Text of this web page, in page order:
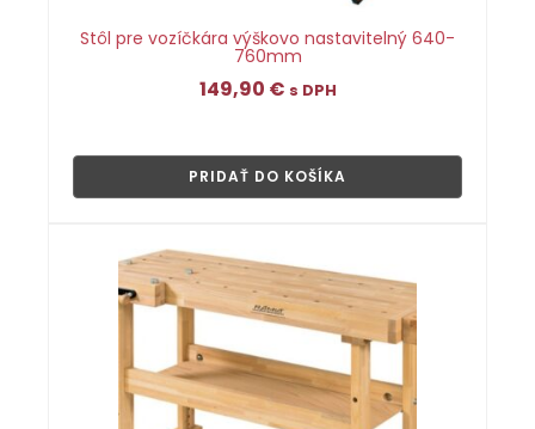
Stôl pre vozíčkára výškovo nastavitelný 640-
760mm
149,90 € s DPH
PRIDAŤ DO KOŠÍKA